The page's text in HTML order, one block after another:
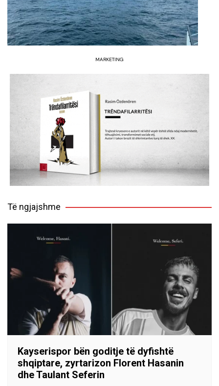
MARKETING
Të ngjajshme
Kayserispor bën goditje të dyfishtë
shqiptare, zyrtarizon Florent Hasanin
dhe Taulant Seferin